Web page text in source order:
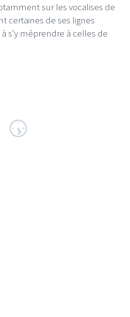
sur les vocalises de
certaines de ses lignes
s’y méprendre à celles de